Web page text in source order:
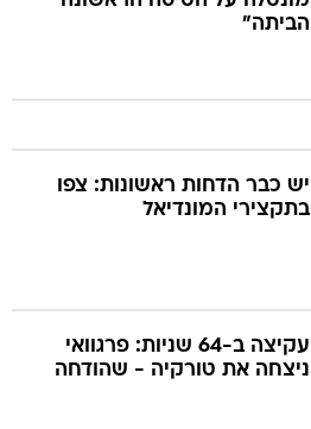
הביתה"
יש כבר הדחות ראשונות: צפו
בתקצירי המונדיאל
עקיצה ב-64 שניות: פרגוואי
ניצחה את טורקיה - שהודחה